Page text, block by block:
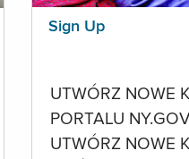
Sign Up
UTWÓRZ NOWE
PORTALU NY.GOV
UTWÓRZ NOWE